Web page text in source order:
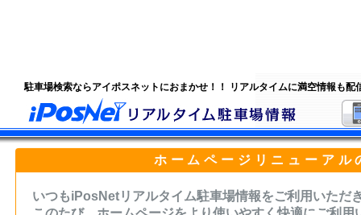
駐車場検索ならアイポスネットにおまかせ！！ リアルタイムに満空情報も配
ホームページリニューアル
いつもiPosNetリアルタイム駐車場情報をご利用いただ